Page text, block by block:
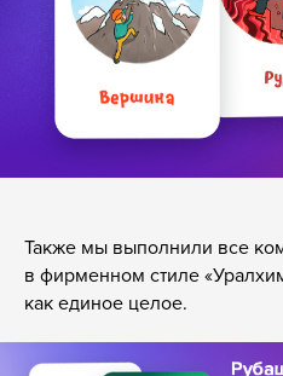
Также мы выполнили все
в фирменном стиле
как единое целое.